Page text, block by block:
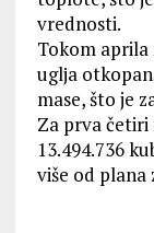
vrednosti.
Tokom
uglјa
mase, što je
Za prva četiri
13.494.736
više od plana